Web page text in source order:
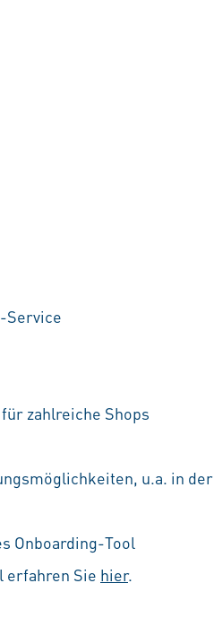
Service
zahlreiche Shops
u.a. in der
Onboarding-Tool
erfahren Sie hier.